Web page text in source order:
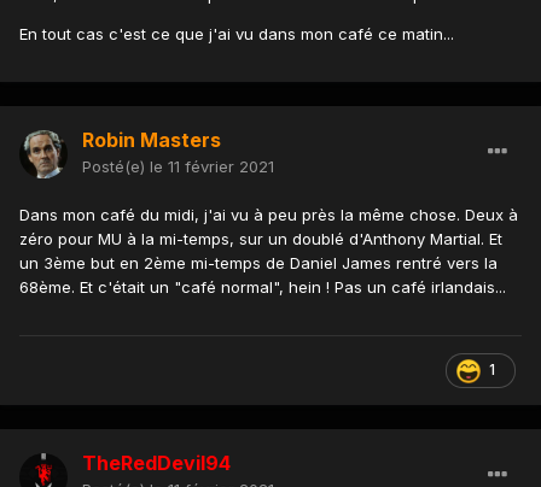
En tout cas c'est ce que j'ai vu dans mon café ce matin...
Robin Masters
Posté(e) le 11 février 2021
Dans mon café du midi, j'ai vu à peu près la même chose. Deux à
zéro pour MU à la mi-temps, sur un doublé d'Anthony Martial. Et
un 3ème but en 2ème mi-temps de Daniel James rentré vers la
68ème. Et c'était un "café normal", hein ! Pas un café irlandais...
1
TheRedDevil94